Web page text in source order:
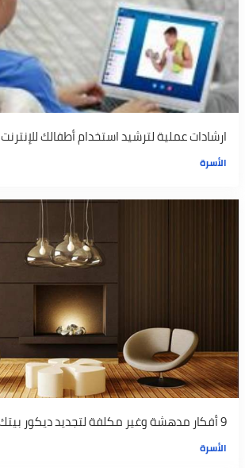
ارشادات عملية لترشيد استخدام أطفالك للإنترنت
الأسرة
9 أفكار مدهشة وغير مكلفة لتجديد ديكور بيتك
الأسرة